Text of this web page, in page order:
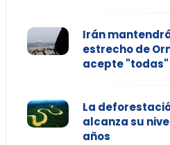
Irán
estrecho de
acepte
La
alcanza su
años